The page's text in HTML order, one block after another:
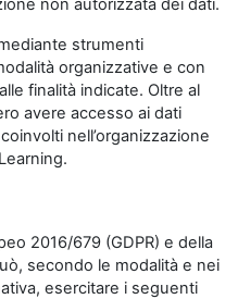
non autorizzata dei dati.
strumenti
organizzative e con
finalità indicate. Oltre al
avere accesso ai dati
nell’organizzazione
2016/679 (GDPR) e della
secondo le modalità e nei
esercitare i seguenti